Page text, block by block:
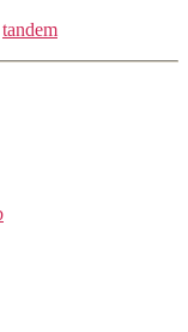
tandem